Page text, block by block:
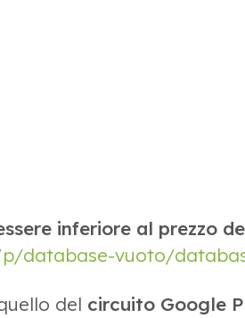
inferiore al prezzo
database-vuoto/
del circuito Google